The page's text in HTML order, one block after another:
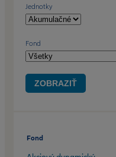
Jednotky
Fond
ZOBRAZIŤ
Fond